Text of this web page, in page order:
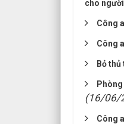
cho
Công
Công
Bỏ
(16/06/
Công